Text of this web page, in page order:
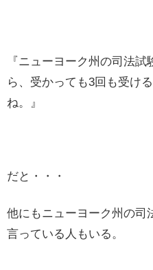
『ニューヨーク州の司法
ら、受かっても3回も受け
ね。』
だと・・・
他にもニューヨーク州の司
言っている人もいる。